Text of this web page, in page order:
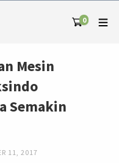
0
Mesin
Semakin
11, 2017